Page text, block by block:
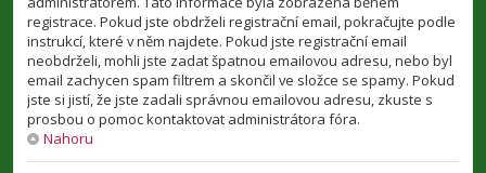
registrace. Pokud jste obdrželi registrační email, pokračujte podle
instrukcí, které v něm najdete. Pokud jste registrační email
neobdrželi, mohli jste zadat špatnou emailovou adresu, nebo byl
email zachycen spam filtrem a skončil ve složce se spamy. Pokud
jste si jistí, že jste zadali správnou emailovou adresu, zkuste s
prosbou o pomoc kontaktovat administrátora fóra.
Nahoru